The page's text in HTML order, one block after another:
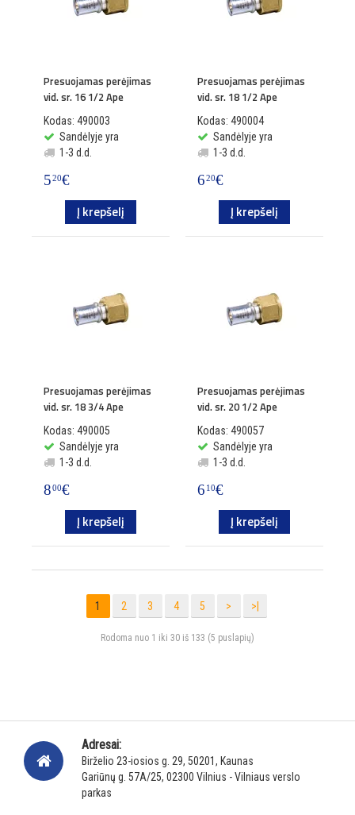
Presuojamas perėjimas
vid. sr. 16 1/2 Ape
Kodas: 490003
Sandėlyje yra
1-3 d.d.
520€
Į krepšelį
Presuojamas perėjimas
vid. sr. 18 1/2 Ape
Kodas: 490004
Sandėlyje yra
1-3 d.d.
620€
Į krepšelį
Presuojamas perėjimas
vid. sr. 18 3/4 Ape
Kodas: 490005
Sandėlyje yra
1-3 d.d.
800€
Į krepšelį
Presuojamas perėjimas
vid. sr. 20 1/2 Ape
Kodas: 490057
Sandėlyje yra
1-3 d.d.
6 10€
Į krepšelį
1 2 3 4 5 > >|
Rodoma nuo 1 iki 30 iš 133 (5 puslapių)
Adresai:
Birželio 23-iosios g. 29, 50201, Kaunas
Gariūnų g. 57A/25, 02300 Vilnius - Vilniaus verslo
parkas